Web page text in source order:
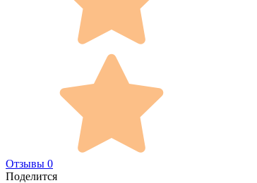
Отзывы 0
Поделится